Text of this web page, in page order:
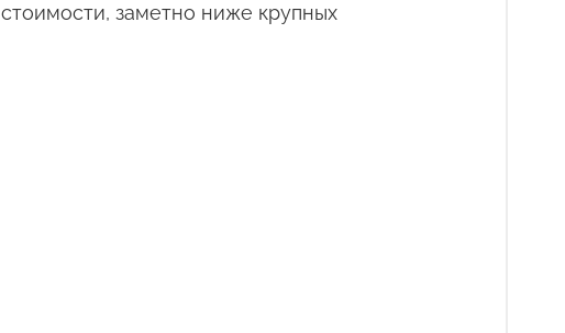
заметно ниже крупных